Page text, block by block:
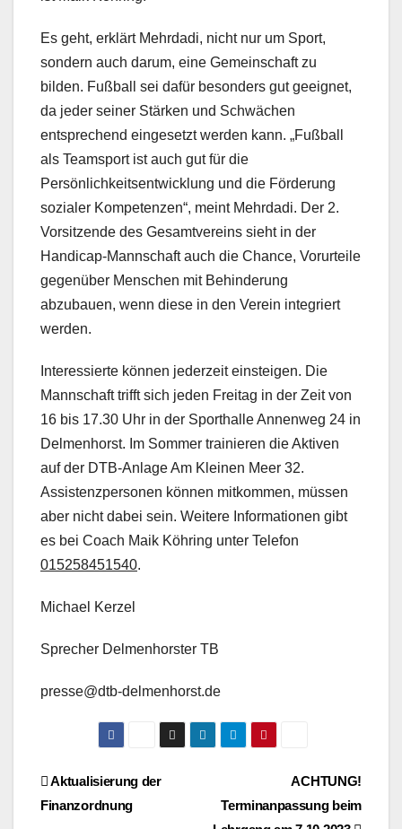
Es geht, erklärt Mehrdadi, nicht nur um Sport,
sondern auch darum, eine Gemeinschaft zu
bilden. Fußball sei dafür besonders gut geeignet,
da jeder seiner Stärken und Schwächen
entsprechend eingesetzt werden kann. „Fußball
als Teamsport ist auch gut für die
Persönlichkeitsentwicklung und die Förderung
sozialer Kompetenzen“, meint Mehrdadi. Der 2.
Vorsitzende des Gesamtvereins sieht in der
Handicap-Mannschaft auch die Chance, Vorurteile
gegenüber Menschen mit Behinderung
abzubauen, wenn diese in den Verein integriert
werden.
Interessierte können jederzeit einsteigen. Die
Mannschaft trifft sich jeden Freitag in der Zeit von
16 bis 17.30 Uhr in der Sporthalle Annenweg 24 in
Delmenhorst. Im Sommer trainieren die Aktiven
auf der DTB-Anlage Am Kleinen Meer 32.
Assistenzpersonen können mitkommen, müssen
aber nicht dabei sein. Weitere Informationen gibt
es bei Coach Maik Köhring unter Telefon
015258451540.
Michael Kerzel
Sprecher Delmenhorster TB
presse@dtb-delmenhorst.de
Beitragsnavigation
ACHTUNG!
Terminanpassung beim
Aktualisierung der
Finanzordnung